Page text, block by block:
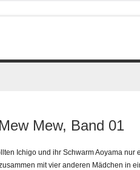
Mew, Band 01
Ichigo und ihr Schwarm Aoyama
mit vier anderen Mädchen in